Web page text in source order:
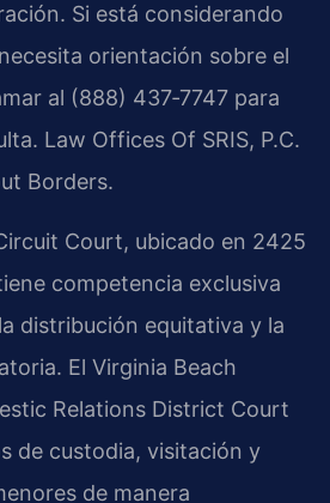
Si está considerando
orientación sobre el
al (888) 437‑7747 para
Law Offices Of SRIS, P.C.
Borders.
Court, ubicado en 2425
competencia exclusiva
distribución equitativa y la
El Virginia Beach
Relations District Court
de custodia, visitación y
de manera